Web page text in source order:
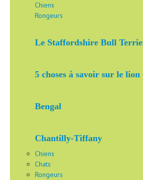
Chiens
Rongeurs
Le Staffordshire Bull
5 choses à savoir sur le
Bengal
Chantilly-Tiffany
Chiens
Chats
Rongeurs